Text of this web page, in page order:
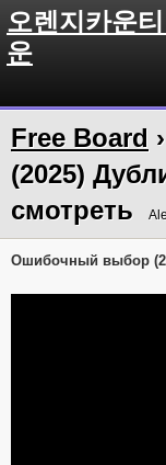
오렌지카운
운
Free Board
(2025)
смотреть
Ошибочный выбор